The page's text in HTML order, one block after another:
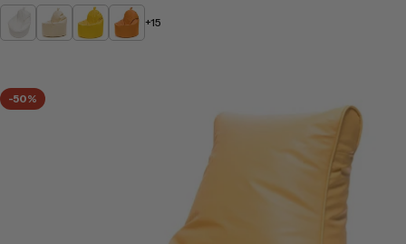
regularnaBeżowyŻółty Pomarańczowy
+15
-50%